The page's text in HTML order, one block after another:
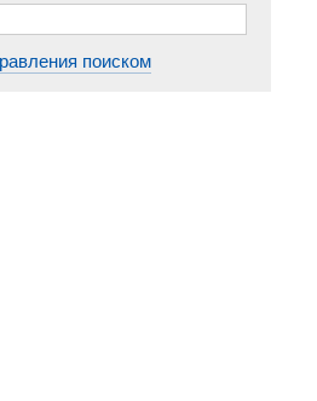
поиском